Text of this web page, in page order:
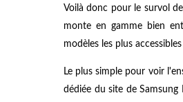
Voilà donc pour le survol
monte en gamme bien
modèles les plus
Le plus simple pour voir
dédiée dusite de Samsung